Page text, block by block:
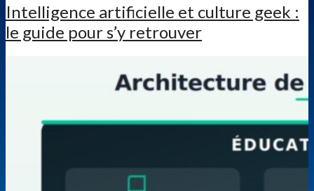
Intelligence artificielle et culture geek :
le guide pour s’y retrouver